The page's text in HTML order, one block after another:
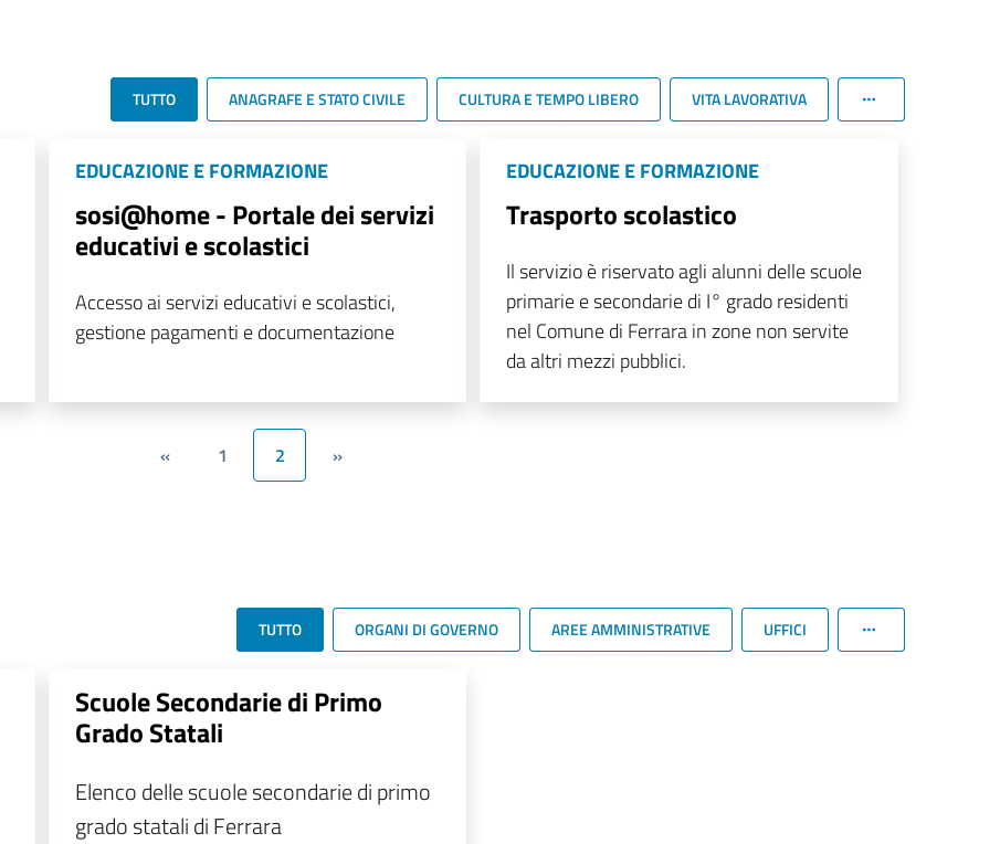
TUTTO ANAGRAFE E STATO CIVILE CULTURA E TEMPO LIBERO VITA LAVORATIVA
EDUCAZIONE E FORMAZIONE
sosi@home - Portale dei servizi
educativi e scolastici
Accesso ai servizi educativi e scolastici,
gestione pagamenti e documentazione
EDUCAZIONE E FORMAZIONE
Trasporto scolastico
Il servizio è riservato agli alunni delle scuole
primarie e secondarie di I° grado residenti
nel Comune di Ferrara in zone non servite
da altri mezzi pubblici.
« 1 2 »
TUTTO ORGANI DI GOVERNO AREE AMMINISTRATIVE UFFICI
Scuole Secondarie di Primo
Grado Statali
Elenco delle scuole secondarie di primo
grado statali di Ferrara